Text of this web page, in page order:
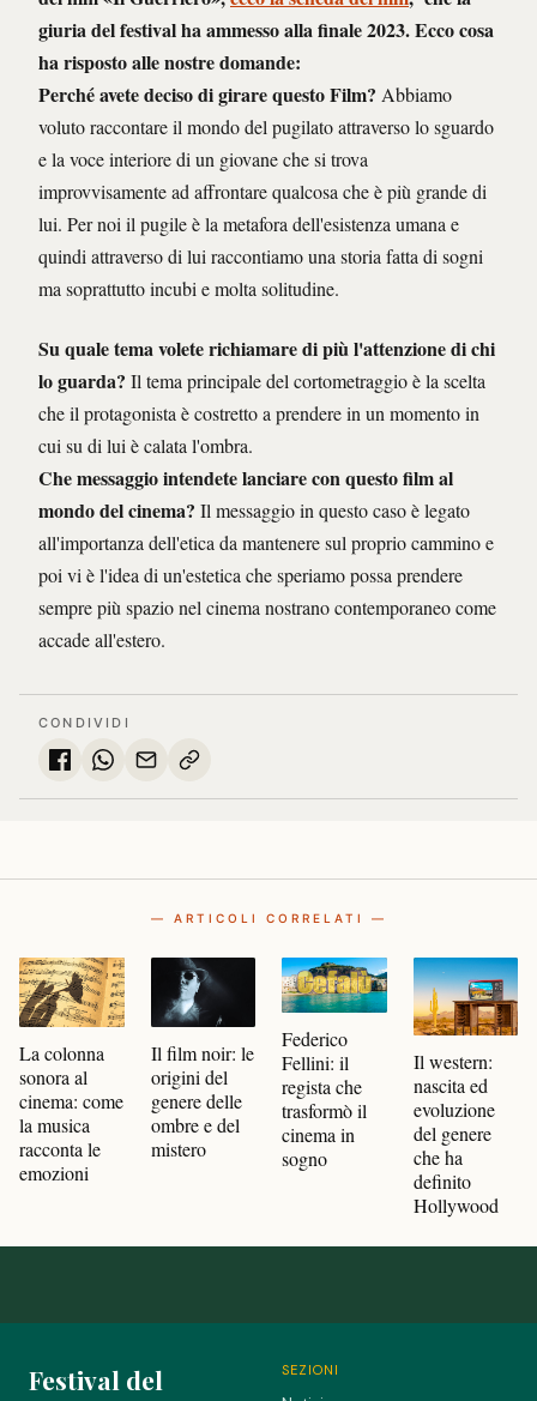
giuria del festival ha ammesso alla finale 2023. Ecco cosa
ha risposto alle nostre domande:
Perché avete deciso di girare questo Film? Abbiamo
voluto raccontare il mondo del pugilato attraverso lo sguardo
e la voce interiore di un giovane che si trova
improvvisamente ad affrontare qualcosa che è più grande di
lui. Per noi il pugile è la metafora dell'esistenza umana e
quindi attraverso di lui raccontiamo una storia fatta di sogni
ma soprattutto incubi e molta solitudine.
Su quale tema volete richiamare di più l'attenzione di chi
lo guarda? Il tema principale del cortometraggio è la scelta
che il protagonista è costretto a prendere in un momento in
cui su di lui è calata l'ombra.
Che messaggio intendete lanciare con questo film al
mondo del cinema? Il messaggio in questo caso è legato
all'importanza dell'etica da mantenere sul proprio cammino e
poi vi è l'idea di un'estetica che speriamo possa prendere
sempre più spazio nel cinema nostrano contemporaneo come
accade all'estero.
CONDIVIDI
— ARTICOLI CORRELATI —
La colonna
sonora al
cinema: come
la musica
racconta le
emozioni
Il film noir: le
origini del
genere delle
ombre e del
mistero
Federico
Fellini: il
regista che
trasformò il
cinema in
sogno
Il western:
nascita ed
evoluzione
del genere
che ha
definito
Hollywood
Festival del SEZIONI